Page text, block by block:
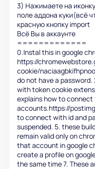
3) Нажимаете на
поле аддона куки(всё
красную кнопку import
Всё Вы в аккаунте
=============
0.Instal this in google
https://
cookie/
do not have a
with token cookie
explains how to connect
accounts.https://
to connect with id and
suspended. 5. these
remain valid only on
that account in google
create a profile on
the same time 7. These